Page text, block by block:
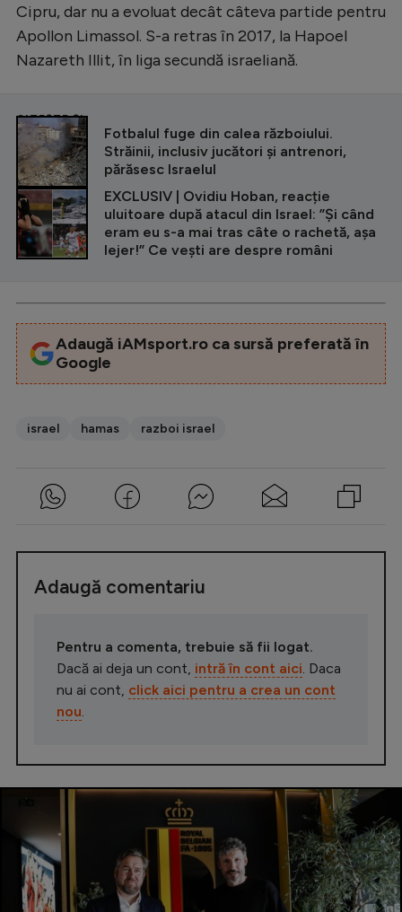
Cipru, dar nu a evoluat decât câteva partide pentru
Apollon Limassol. S-a retras în 2017, la Hapoel
Nazareth Illit, în liga secundă israeliană.
CITEȘTE ȘI
Fotbalul fuge din calea războiului.
Străinii, inclusiv jucători și antrenori,
părăsesc Israelul
EXCLUSIV | Ovidiu Hoban, reacție
uluitoare după atacul din Israel: ”Și când
eram eu s-a mai tras câte o rachetă, așa
lejer!” Ce vești are despre români
Adaugă iAMsport.ro ca sursă preferată în
Google
israel hamas razboi israel
Adaugă comentariu
Pentru a comenta, trebuie să fii logat.
Dacă ai deja un cont, intră în cont aici . Daca
nu ai cont, click aici pentru a crea un cont
nou